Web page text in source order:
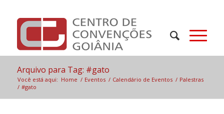
Arquivo para Tag: #gato
Você está aqui: Home / Eventos / Calendário de Eventos / Palestras
/ #gato